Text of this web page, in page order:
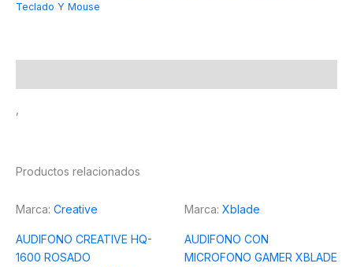
Teclado Y Mouse
Productos relacionados
Marca: Creative
AUDIFONO CREATIVE HQ-
1600 ROSADO
Marca: Xblade
AUDIFONO CON
MICROFONO GAMER XBLADE